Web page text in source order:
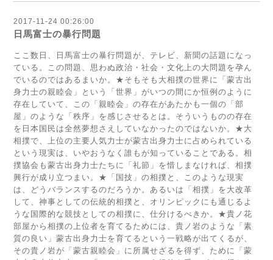
2017-11-24 00:26:00
日馬富士の暴行問題
ここ数日、日馬富士の暴行問題が、テレビ、新聞の話題になっ
ている。この問題、思わぬ政治・社会・文化上の大問題を孕ん
でいるのではあるまいか。★そもそも大相撲の世界に「蒙古出
身力士の親睦会」という「世界」がいつの間にか恒例のように
存在していて、この「親睦会」の存在があたかも一個の「部
屋」のような「秩序」を感じさせるとは。そういうものの存在
を日本国民は全然夢想さえしていなかったのではないか。★大
相撲で、上位の主要人気力士が蒙古出身力士に占められている
という現実は、いやおうなく誰もが知っていることである。相
撲協会も蒙古出身力士たちに「礼節」を惜しまなければ、相撲
興行が成り立つまい。★「国技」の相撲と、このような現実
は、どうバランスするのだろうか。あるいは「相撲」を大改革
して、神事としての伝統的相撲と、オリンピックにも通じるよ
うな国際的な競技としての相撲に、仕分けるべきか。★貴ノ花
部屋から相撲の上位者を育てるためには、貴ノ岩のような「素
質の良い」蒙古出身力士を育てるという一戦略が出てくるが、
その貴ノ岩が「蒙古親睦会」に所属せざるを得ず、ために「蒙